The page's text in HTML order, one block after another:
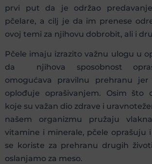
prvi put da je održao
pčelare, a cilj je da im prenese
ovoj temi za njihovu dobrobit, ali i
Pčele imaju izrazito važnu ulogu u
da njihova sposobnost
omogućava pravilnu prehranu
oplođuje oprašivanjem. Osim što
koje su važan dio zdrave i
našem organizmu pružaju
vitamine i minerale, pčele oprašuju
se koriste za prehranu drugih
oslanjamo za meso.